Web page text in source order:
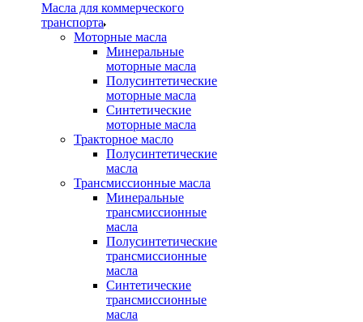
Масла для коммерческого
транспорта
Моторные масла
Минеральные
моторные масла
Полусинтетические
моторные масла
Синтетические
моторные масла
Тракторное масло
Полусинтетические
масла
Трансмиссионные масла
Минеральные
трансмиссионные
масла
Полусинтетические
трансмиссионные
масла
Синтетические
трансмиссионные
масла